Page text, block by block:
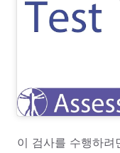
이 검사를 수행하